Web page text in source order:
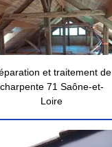
et traitement de
charpente 71 Saône-et-
Loire